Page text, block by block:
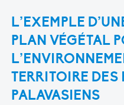
L’EXEMPLE
PLAN VÉGÉTAL
TERRITOIRE DES
PALAVASIENS